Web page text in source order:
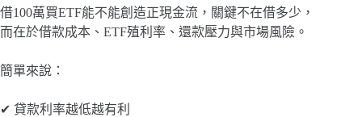
借100萬買ETF能不能創造正現金流，關鍵不在借多少，
而在於借款成本、ETF殖利率、還款壓力與市場風險。
簡單來說：
✔ 貸款利率越低越有利